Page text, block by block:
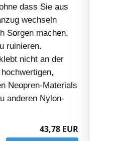
dass Sie aus
wechseln
Sorgen machen,
ruinieren.
nicht an der
Neopren-Materials
anderen Nylon-
43,78 EUR